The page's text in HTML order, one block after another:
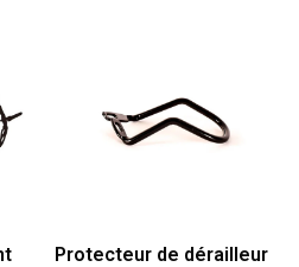
Protecteur de dérailleur